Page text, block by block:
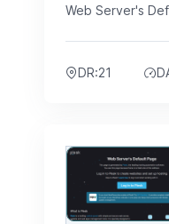
Web Server's
DR:21